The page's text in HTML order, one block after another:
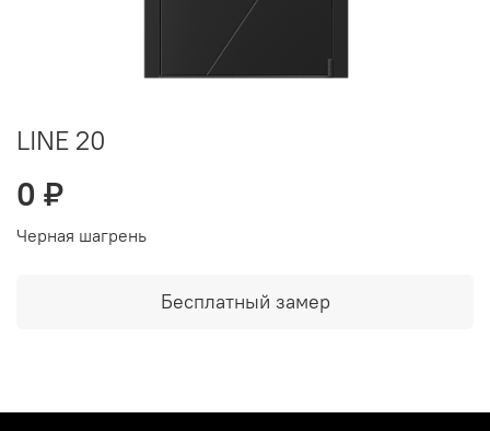
LINE 20
0 ₽
Черная шагрень
Бесплатный замер